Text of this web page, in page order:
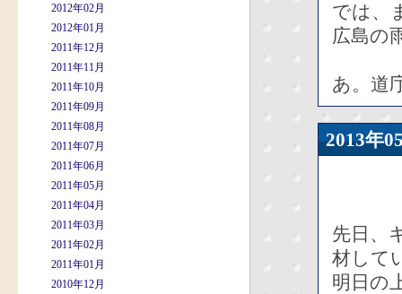
2012年02月
2012年01月
2011年12月
2011年11月
2011年10月
2011年09月
2011年08月
2011年07月
2011年06月
2011年05月
2011年04月
2011年03月
2011年02月
2011年01月
2010年12月
では、
広島の
あ。道
2013年
先日、
材して
明日の